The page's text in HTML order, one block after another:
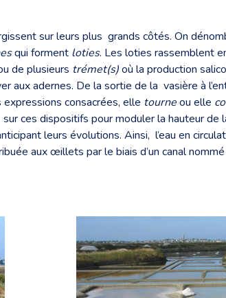
sur leurs plus grands côtés. On
qui forment loties. Les loties rassemblent
de plusieurs trémet(s)où la production
aux adernes. De la sortie de la vasière à
consacrées, elle tourneou elle
ces dispositifs pour moduler la hauteur de
leurs évolutions. Ainsi, l’eau en
aux œillets par le biais d’un canal nommé